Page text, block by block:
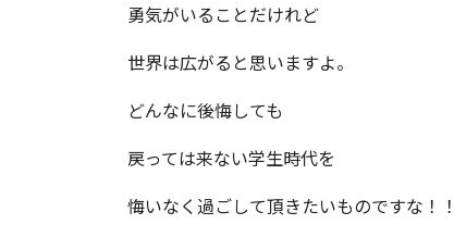
勇気がいることだけれど
世界は広がると思いますよ。
どんなに後悔しても
戻っては来ない学生時代を
悔いなく過ごして頂きたいものですな！！